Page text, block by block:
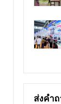
ส่งคำ